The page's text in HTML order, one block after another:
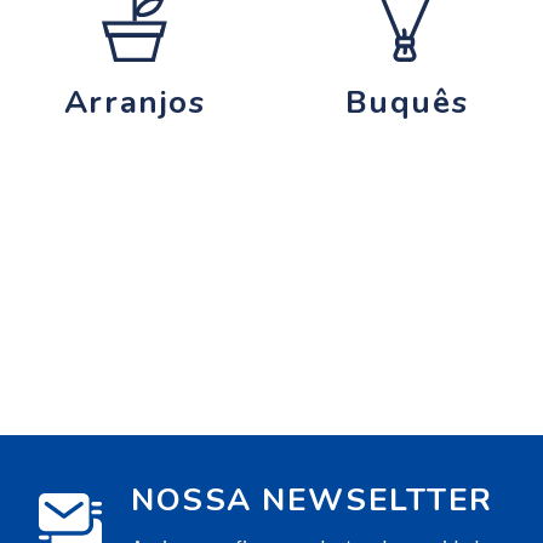
Arranjos Buquês
NOSSA NEWSELTTER